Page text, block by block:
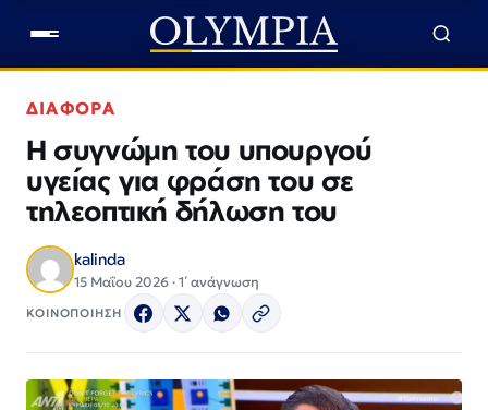
ΔΙΑΦΟΡΑ
Η συγνώμη του υπουργού
υγείας για φράση του σε
τηλεοπτική δήλωση του
kalinda
15 Μαΐου 2026 · 1΄ ανάγνωση
ΚΟΙΝΟΠΟΙΗΣΗ